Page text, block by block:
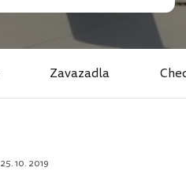
Zavazadla
25. 10. 2019